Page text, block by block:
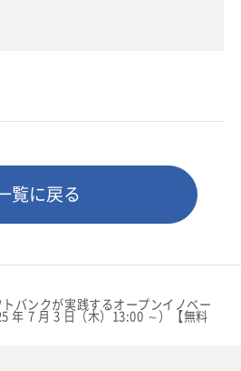
バンクが実践するオープンイノベー
年 7 月 3 日（木）13:00 ～）【無料
覧に戻る